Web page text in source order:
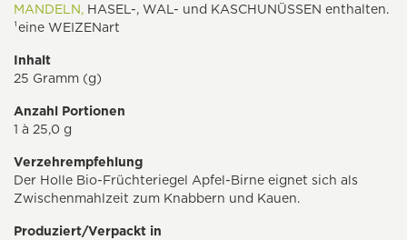
MANDELN, HASEL-, WAL- und KASCHUNÜSSEN enthalten.
¹eine WEIZENart
Inhalt
25 Gramm (g)
Anzahl Portionen
1 à 25,0 g
Verzehrempfehlung
Der Holle Bio-Früchteriegel Apfel-Birne eignet sich als
Zwischenmahlzeit zum Knabbern und Kauen.
Produziert/Verpackt in